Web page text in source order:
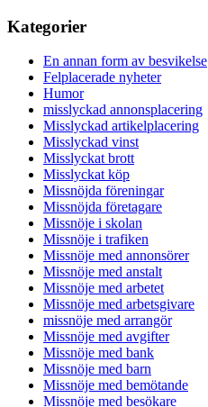
Kategorier
En annan form av besvikelse
Felplacerade nyheter
Humor
misslyckad annonsplacering
Misslyckad artikelplacering
Misslyckad vinst
Misslyckat brott
Misslyckat köp
Missnöjda föreningar
Missnöjda företagare
Missnöje i skolan
Missnöje i trafiken
Missnöje med annonsörer
Missnöje med anstalt
Missnöje med arbetet
Missnöje med arbetsgivare
missnöje med arrangör
Missnöje med avgifter
Missnöje med bank
Missnöje med barn
Missnöje med bemötande
Missnöje med besökare